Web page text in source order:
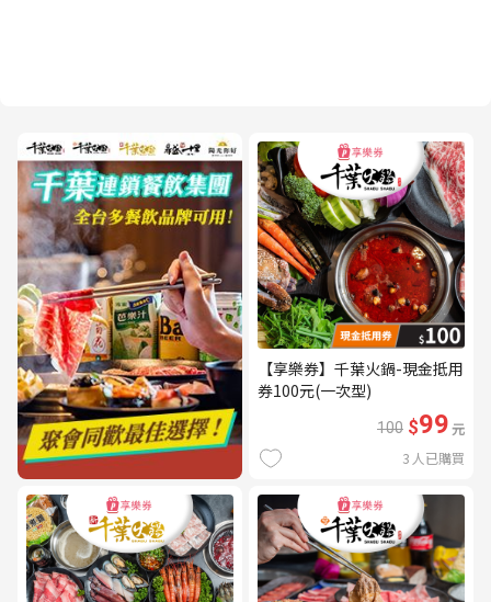
【享樂券】千葉火鍋-現金抵用
券100元(一次型)
100 $99元
3 人已購買